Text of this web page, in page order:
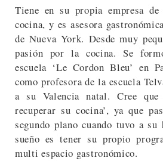
Tiene en su propia empresa
cocina, y es asesora
de Nueva York. Desde muy
pasión por la cocina. Se
escuela ‘Le Cordon Bleu’ en
como profesora de la escuela
a su Valencia natal. Cree
recuperar su cocina’, ya que
segundo plano cuando tuvo a
sueño es tener su propio
multi espacio gastronómico.